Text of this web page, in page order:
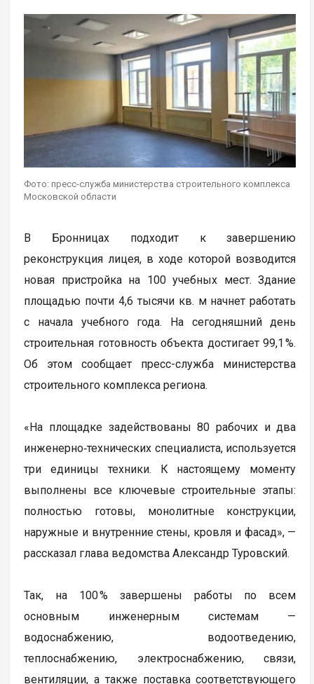
Фото: пресс-служба министерства строительного комплекса
Московской области
В Бронницах подходит к завершению
реконструкция лицея, в ходе которой возводится
новая пристройка на 100 учебных мест. Здание
площадью почти 4,6 тысячи кв. м начнет работать
с начала учебного года. На сегодняшний день
строительная готовность объекта достигает 99,1 %.
Об этом сообщает пресс-служба министерства
строительного комплекса региона.
«На площадке задействованы 80 рабочих и два
инженерно‑технических специалиста, используется
три единицы техники. К настоящему моменту
выполнены все ключевые строительные этапы:
полностью готовы, монолитные конструкции,
наружные и внутренние стены, кровля и фасад», —
рассказал глава ведомства Александр Туровский.
Так, на 100 % завершены работы по всем
основным инженерным системам —
водоснабжению, водоотведению,
теплоснабжению, электроснабжению, связи,
вентиляции, а также поставка соответствующего